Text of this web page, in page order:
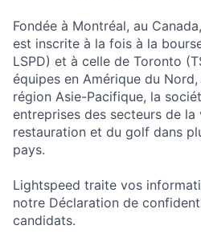
Fondée à Montréal, au
est inscrite à la fois à la
LSPD) et à celle de Toronto
équipes en Amérique du
région Asie-Pacifique, la
entreprises des secteurs de
restauration et du golf dans
pays.
Lightspeed traite vos
notre Déclaration de
candidats.